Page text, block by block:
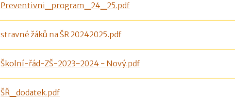
Preventivni_program_24_25.pdf
stravné žáků na ŠR 20242025.pdf
Školní-řád-ZŠ-2023-2024 - Nový.pdf
ŠŘ_dodatek.pdf